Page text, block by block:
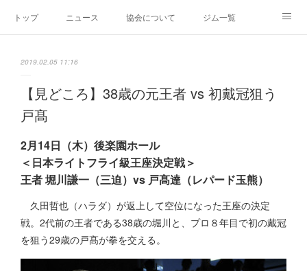
トップ ニュース 協会について ジム一覧
2019.02.05 11:16
【見どころ】38歳の元王者 vs 初戴冠狙う
戸髙
2月14日（木）後楽園ホール
＜日本ライトフライ級王座決定戦＞
王者 堀川謙一（三迫）vs 戸髙達（レパード玉熊）
久田哲也（ハラダ）が返上して空位になった王座の決定
戦。2代前の王者である38歳の堀川と、プロ８年目で初の戴冠
を狙う29歳の戸髙が拳を交える。